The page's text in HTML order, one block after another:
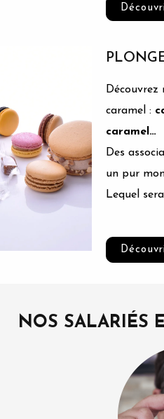
caramel :
caramel…
Des
un pur
Lequel
NOS SALARIÉS